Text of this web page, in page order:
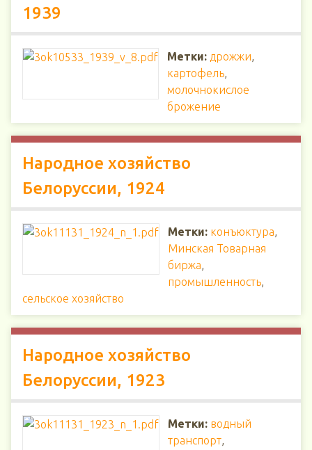
1939
Метки: дрожжи,
картофель,
молочнокислое
брожение
Народное хозяйство
Белоруссии, 1924
Метки: конъюктура,
Минская Товарная
биржа,
промышленность,
сельское хозяйство
Народное хозяйство
Белоруссии, 1923
Метки: водный
транспорт,